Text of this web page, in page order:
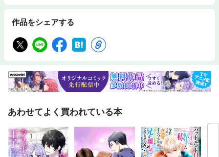
作品をシェアする
あわせてよく買われている本